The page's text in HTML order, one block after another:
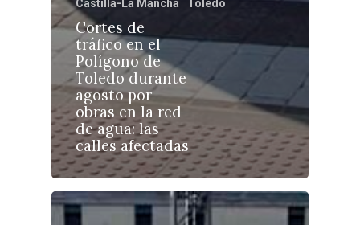
Castilla-La Mancha Toledo
Cortes de
tráfico en el
Polígono de
Toledo durante
agosto por
obras en la red
de agua: las
calles afectadas
Castilla-La
Toledo
Ciudad Real
Albacete
Cuenca
Talavera
Sanidad
Economía
Educación
Cultura
Deportes